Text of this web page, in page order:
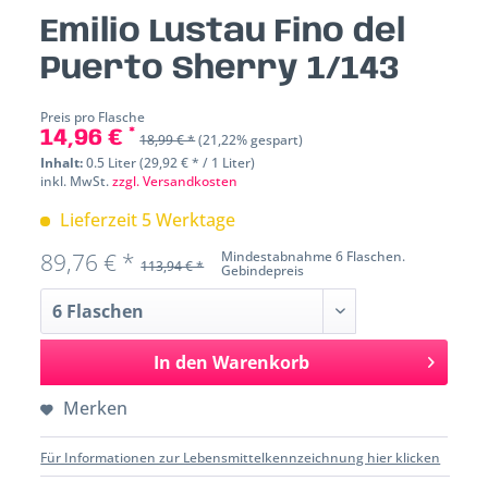
Emilio Lustau Fino del
Puerto Sherry 1/143
Preis pro Flasche
14,96 € * 18,99 € *(21,22% gespart)
Inhalt:0.5 Liter (29,92 € * / 1 Liter)
inkl. MwSt.zzgl. Versandkosten
Lieferzeit 5 Werktage
Mindestabnahme 6 Flaschen.
Gebindepreis
89,76 € * 113,94 € *
In den Warenkorb
Merken
Für Informationen zur Lebensmittelkennzeichnung hier klicken